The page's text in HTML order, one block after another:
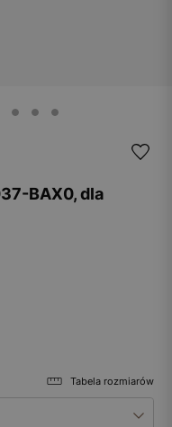
BAX0, dla
Tabela rozmiarów